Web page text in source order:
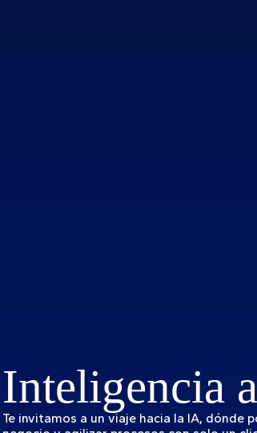
Inteligencia
Te invitamos a un viaje hacia la IA, dónde